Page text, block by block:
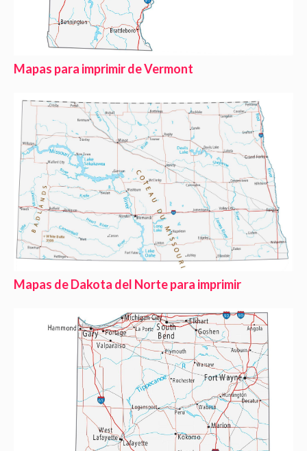
Mapas para imprimir de Vermont
Mapas de Dakota del Norte para imprimir